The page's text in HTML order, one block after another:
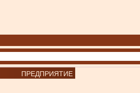
ПРЕДПРИЯТИЕ